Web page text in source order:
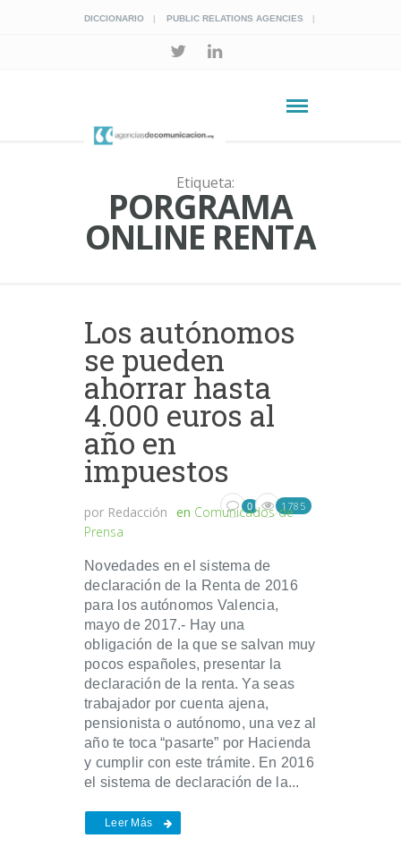
DICCIONARIO PUBLIC RELATIONS AGENCIES
Etiqueta:
PORGRAMA
ONLINE RENTA
Los autónomos
se pueden
ahorrar hasta
4.000 euros al
año en
impuestos
por Redacción en Comunicados de
Prensa
0 1785
Novedades en el sistema de
declaración de la Renta de 2016
para los autónomos Valencia,
mayo de 2017.- Hay una
obligación de la que se salvan muy
pocos españoles, presentar la
declaración de la renta. Ya seas
trabajador por cuenta ajena,
pensionista o autónomo, una vez al
año te toca “pasarte” por Hacienda
y cumplir con este trámite. En 2016
el sistema de declaración de la...
Leer Más